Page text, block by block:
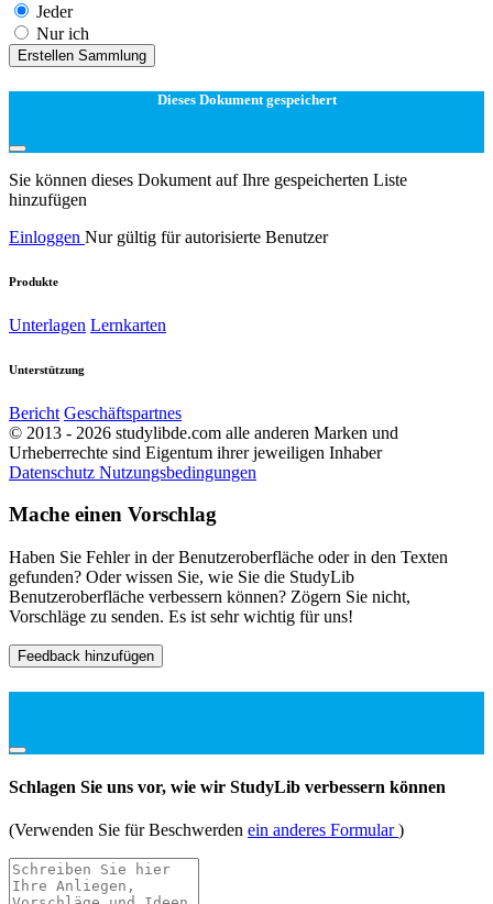
Jeder
Nur ich
Erstellen Sammlung
Dieses Dokument gespeichert
Sie können dieses Dokument auf Ihre gespeicherten Liste
hinzufügen
Einloggen Nur gültig für autorisierte Benutzer
Produkte
Unterlagen Lernkarten
Unterstützung
Bericht Geschäftspartnes
© 2013 - 2026 studylibde.com alle anderen Marken und
Urheberrechte sind Eigentum ihrer jeweiligen Inhaber
Datenschutz Nutzungsbedingungen
Mache einen Vorschlag
Haben Sie Fehler in der Benutzeroberfläche oder in den Texten
gefunden? Oder wissen Sie, wie Sie die StudyLib
Benutzeroberfläche verbessern können? Zögern Sie nicht,
Vorschläge zu senden. Es ist sehr wichtig für uns!
Feedback hinzufügen
Schlagen Sie uns vor, wie wir StudyLib verbessern können
(Verwenden Sie für Beschwerden ein anderes Formular)